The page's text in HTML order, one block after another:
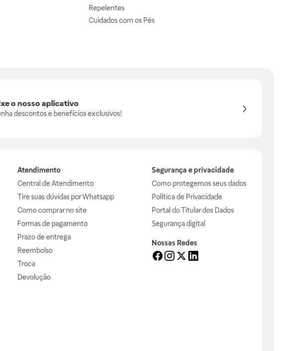
Repelentes
Cuidados com os Pés
o nosso aplicativo
descontos e benefícios exclusivos!
Atendimento
Central de Atendimento
Tire suas dúvidas por Whatsapp
Como comprar no site
Formas de pagamento
Prazo de entrega
Reembolso
Troca
Devolução
Segurança e privacidade
Como protegemos seus dados
Política de Privacidade
Portal do Titular dos Dados
Segurança digital
Nossas Redes